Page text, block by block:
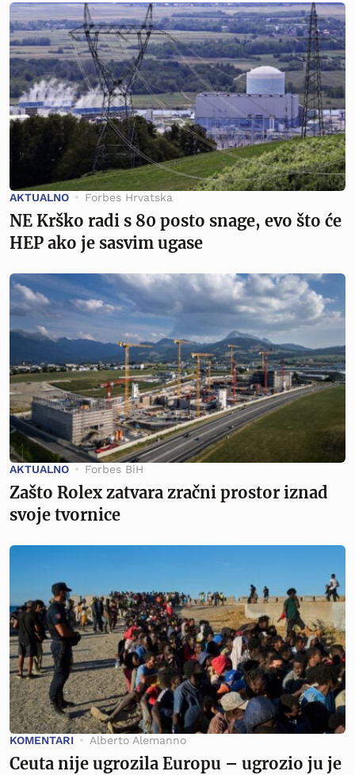
AKTUALNO Forbes Hrvatska
NE Krško radi s 80 posto snage, evo što će
HEP ako je sasvim ugase
AKTUALNO Forbes BiH
Zašto Rolex zatvara zračni prostor iznad
svoje tvornice
KOMENTARI Alberto Alemanno
Ceuta nije ugrozila Europu – ugrozio ju je